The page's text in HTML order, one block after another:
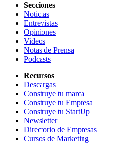
Secciones
Noticias
Entrevistas
Opiniones
Videos
Notas de Prensa
Podcasts
Recursos
Descargas
Construye tu marca
Construye tu Empresa
Construye tu StartUp
Newsletter
Directorio de Empresas
Cursos de Marketing